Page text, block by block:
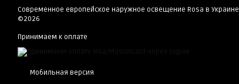
Современное европейское наружное освещение Rosa в Украине
©2026
Принимаем к оплате
Мобильная версия